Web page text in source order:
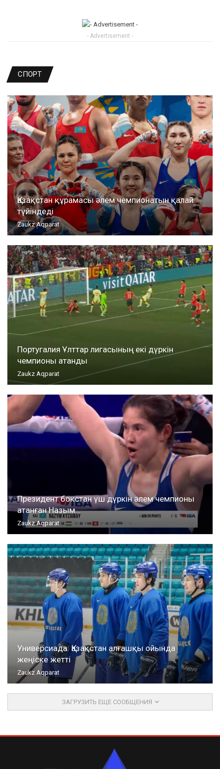
- Advertisement -
СПОРТ
Қазақстан құрамасы әлем чемпионатын қалай
түйіндеді
Zaukz Aqparat
Португалия Ұлттар лигасының екі дүркін
чемпионы атанды
Zaukz Aqparat
Президент бокстан үш дүркін әлем чемпионы
атанған Назым…
Zaukz Aqparat
Универсиада: Қазақстан алғашқы ойында
жеңіске жетті
Zaukz Aqparat
ЗАГРУЗИТЬ ЕЩЕ СООБЩЕНИЯ